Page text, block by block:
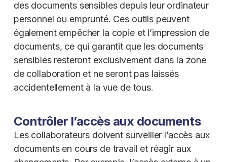
des documents sensibles depuis leur ordinateur
personnel ou emprunté. Ces outils peuvent
également empêcher la copie et l’impression de
documents, ce qui garantit que les documents
sensibles resteront exclusivement dans la zone
de collaboration et ne seront pas laissés
accidentellement à la vue de tous.
Contrôler l’accès aux documents
Les collaborateurs doivent surveiller l’accès aux
documents en cours de travail et réagir aux